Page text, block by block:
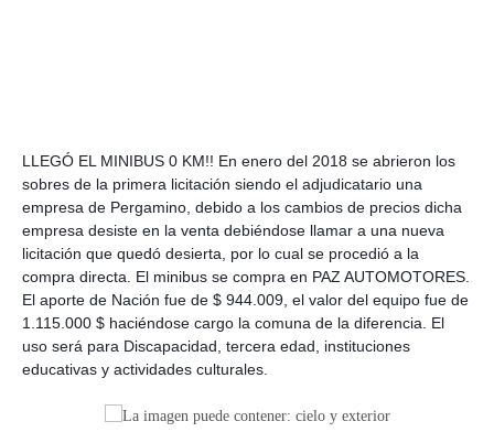
LLEGÓ EL MINIBUS 0 KM!! En enero del 2018 se abrieron los
sobres de la primera licitación siendo el adjudicatario una
empresa de Pergamino, debido a los cambios de precios dicha
empresa desiste en la venta debiéndose llamar a una nueva
licitación que quedó desierta, por lo cual se procedió a la
compra directa. El minibus se compra en PAZ AUTOMOTORES.
El aporte de Nación fue de $ 944.009, el valor del equipo fue de
1.115.000 $ haciéndose cargo la comuna de la diferencia. El
uso será para Discapacidad, tercera edad, instituciones
educativas y actividades culturales.